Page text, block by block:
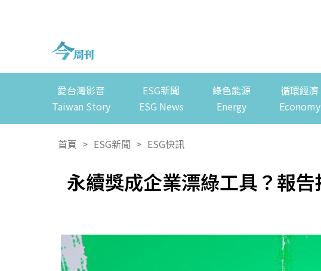
愛台灣影音
Taiwan Story
ESG新聞
ESG News
綠色能源
Energy
循環經濟
Economy
首頁 > ESG新聞 > ESG快訊
永續獎成企業漂綠工具？報